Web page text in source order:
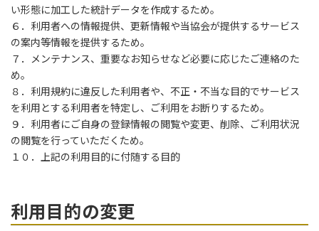
い形態に加工した統計データを作成するため。
６．利用者への情報提供、更新情報や当協会が提供するサービス
の案内等情報を提供するため。
７．メンテナンス、重要なお知らせなど必要に応じたご連絡のた
め。
８．利用規約に違反した利用者や、不正・不当な目的でサービス
を利用とする利用者を特定し、ご利用をお断りするため。
９．利用者にご自身の登録情報の閲覧や変更、削除、ご利用状況
の閲覧を行っていただくため。
１０．上記の利用目的に付随する目的
利用目的の変更